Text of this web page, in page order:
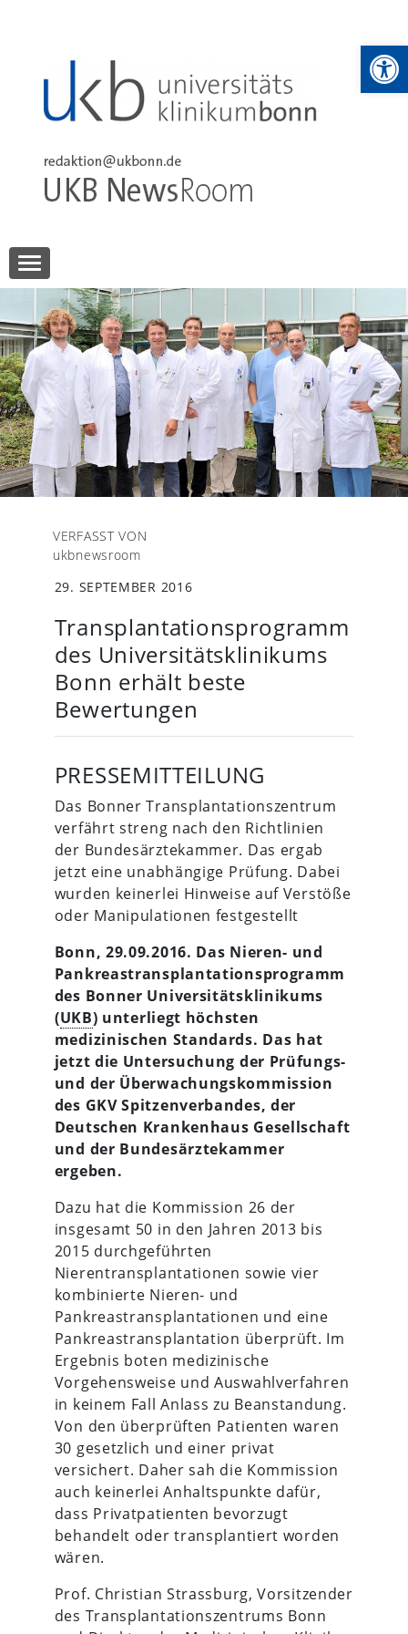
UKB NewsRoom
VERFASST VON
ukbnewsroom
29. SEPTEMBER 2016
Transplantationsprogramm
des Universitätsklinikums
Bonn erhält beste
Bewertungen
PRESSEMITTEILUNG
Das Bonner Transplantationszentrum
verfährt streng nach den Richtlinien
der Bundesärztekammer. Das ergab
jetzt eine unabhängige Prüfung. Dabei
wurden keinerlei Hinweise auf Verstöße
oder Manipulationen festgestellt
Bonn, 29.09.2016. Das Nieren- und
Pankreastransplantationsprogramm
des Bonner Universitätsklinikums
(UKB) unterliegt höchsten
medizinischen Standards. Das hat
jetzt die Untersuchung der Prüfungs-
und der Überwachungskommission
des GKV Spitzenverbandes, der
Deutschen Krankenhaus Gesellschaft
und der Bundesärztekammer
ergeben.
Dazu hat die Kommission 26 der
insgesamt 50 in den Jahren 2013 bis
2015 durchgeführten
Nierentransplantationen sowie vier
kombinierte Nieren- und
Pankreastransplantationen und eine
Pankreastransplantation überprüft. Im
Ergebnis boten medizinische
Vorgehensweise und Auswahlverfahren
in keinem Fall Anlass zu Beanstandung.
Von den überprüften Patienten waren
30 gesetzlich und einer privat
versichert. Daher sah die Kommission
auch keinerlei Anhaltspunkte dafür,
dass Privatpatienten bevorzugt
behandelt oder transplantiert worden
wären.
Prof. Christian Strassburg, Vorsitzender
des Transplantationszentrums Bonn